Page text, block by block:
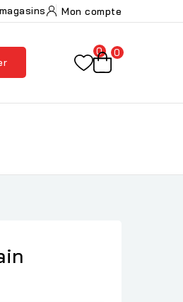
Mon compte
0 0